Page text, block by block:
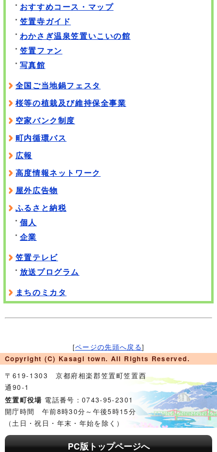
おすすめコース・マップ
笠置寺ガイド
わかさぎ温泉笠置いこいの館
笠置ファン
写真館
全国ご当地鍋フェスタ
桜等の植栽及び維持保全事業
空家バンク制度
町内循環バス
広報
高度情報ネットワーク
屋外広告物
ふるさと納税
個人
企業
笠置テレビ
放送プログラム
まちのミカタ
[ページの先頭へ戻る]
Copyright (C) Kasagi town. All Rights Reserved.
〒619-1303 京都府相楽郡笠置町笠置西
通90-1
笠置町役場 電話番号：0743-95-2301
開庁時間 午前8時30分～午後5時15分
（土日・祝日・年末・年始を除く）
PC版トップページへ